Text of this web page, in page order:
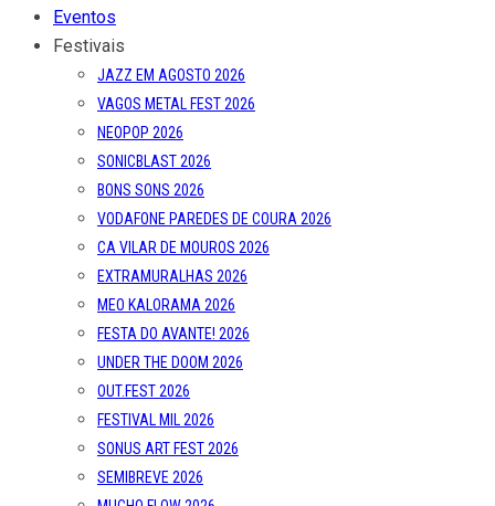
Eventos
Festivais
JAZZ EM AGOSTO 2026
VAGOS METAL FEST 2026
NEOPOP 2026
SONICBLAST 2026
BONS SONS 2026
VODAFONE PAREDES DE COURA 2026
CA VILAR DE MOUROS 2026
EXTRAMURALHAS 2026
MEO KALORAMA 2026
FESTA DO AVANTE! 2026
UNDER THE DOOM 2026
OUT.FEST 2026
FESTIVAL MIL 2026
SONUS ART FEST 2026
SEMIBREVE 2026